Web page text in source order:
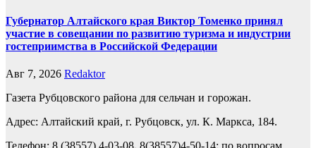
Губернатор Алтайского края Виктор Томенко принял
участие в совещании по развитию туризма и индустрии
гостеприимства в Российской Федерации
Авг 7, 2026 Redaktor
Газета Рубцовского района для сельчан и горожан.
Адрес: Алтайский край, г. Рубцовск, ул. К. Маркса, 184.